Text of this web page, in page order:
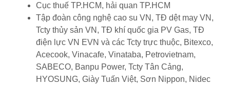
Cục thuế TP.HCM, hải quan TP.HCM
Tập đoàn công nghệ cao su VN, TĐ dệt may VN,
Tcty thủy sản VN, TĐ khí quốc gia PV Gas, TĐ
điện lực VN EVN và các Tcty trực thuộc, Bitexco,
Acecook, Vinacafe, Vinataba, Petrovietnam,
SABECO, Banpu Power, Tcty Tân Cảng,
HYOSUNG, Giày Tuấn Việt, Sơn Nippon, Nidec